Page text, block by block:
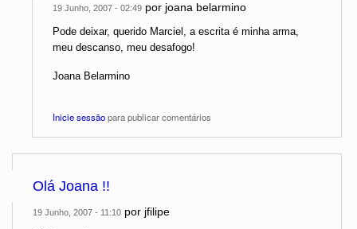
19 Junho, 2007 - 02:49 por joana belarmino
Pode deixar, querido Marciel, a escrita é minha arma,
meu descanso, meu desafogo!
Joana Belarmino
Inicie sessãopara publicar comentários
Olá Joana !!
19 Junho, 2007 - 11:10 por jfilipe